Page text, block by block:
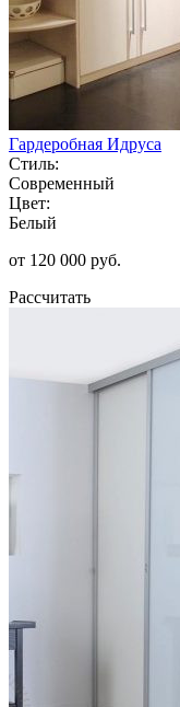
Гардеробная Идруса
Стиль:
Современный
Цвет:
Белый
от 120 000 руб.
Рассчитать